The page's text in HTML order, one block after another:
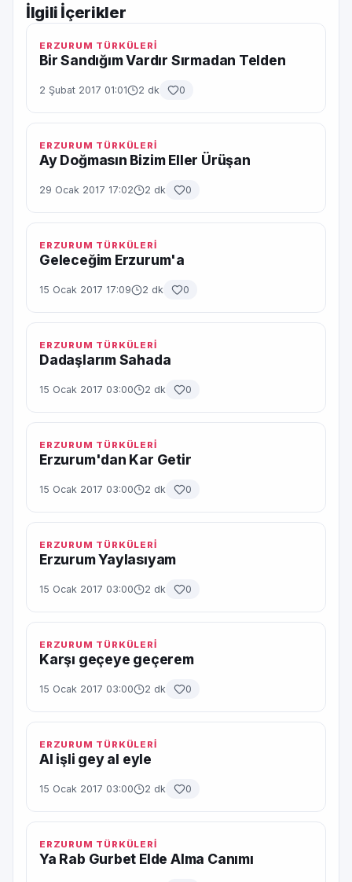
İlgili İçerikler
ERZURUM TÜRKÜLERİ
Bir Sandığım Vardır Sırmadan Telden
2 Şubat 2017 01:01 2 dk 0
ERZURUM TÜRKÜLERİ
Ay Doğmasın Bizim Eller Ürüşan
29 Ocak 2017 17:02 2 dk 0
ERZURUM TÜRKÜLERİ
Geleceğim Erzurum'a
15 Ocak 2017 17:09 2 dk 0
ERZURUM TÜRKÜLERİ
Dadaşlarım Sahada
15 Ocak 2017 03:00 2 dk 0
ERZURUM TÜRKÜLERİ
Erzurum'dan Kar Getir
15 Ocak 2017 03:00 2 dk 0
ERZURUM TÜRKÜLERİ
Erzurum Yaylasıyam
15 Ocak 2017 03:00 2 dk 0
ERZURUM TÜRKÜLERİ
Karşı geçeye geçerem
15 Ocak 2017 03:00 2 dk 0
ERZURUM TÜRKÜLERİ
Al işli gey al eyle
15 Ocak 2017 03:00 2 dk 0
ERZURUM TÜRKÜLERİ
Ya Rab Gurbet Elde Alma Canımı